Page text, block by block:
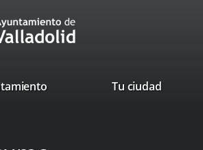
Tu ciudad